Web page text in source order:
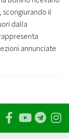
scongiurando il
dalla
annunciate